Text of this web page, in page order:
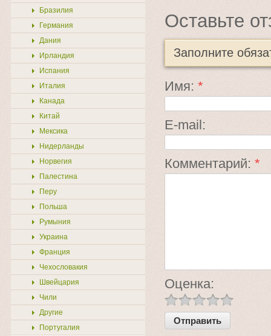
Бразилия
Германия
Дания
Ирландия
Испания
Италия
Канада
Китай
Мексика
Нидерланды
Норвегия
Палестина
Перу
Польша
Румыния
Украина
Франция
Чехословакия
Швейцария
Чили
Другие
Португалия
Оставьте
Заполните
Имя: *
E-mail:
Комментарий: *
Оценка: